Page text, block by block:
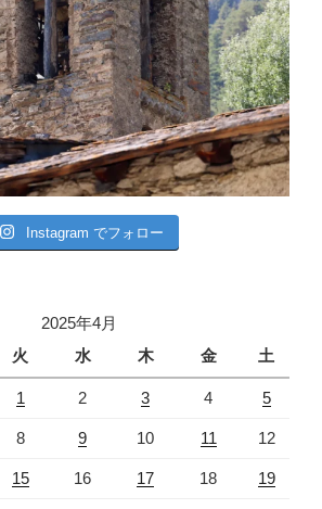
Instagram でフォロー
2025年4月
火 水 木 金 土
1 2 3 4 5
8 9 10 11 12
15 16 17 18 19